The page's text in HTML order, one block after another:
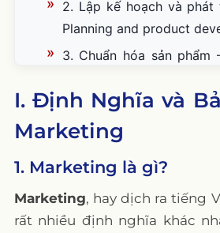
2. Lập kế hoạch và phát
Planning and product
3. Chuẩn hóa sản phẩm
4. Quy chuẩn đóng gói
phẩm – Packing and
Customer service
6. Định giá sản phẩm
mại – Pricing and
I. Định Nghĩa và
Marketing
1. Marketing là gì?
Marketing, hay dịch ra tiếng
rất nhiều định nghĩa khác